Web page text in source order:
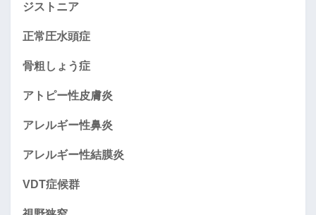
ジストニア
正常圧水頭症
骨粗しょう症
アトピー性皮膚炎
アレルギー性鼻炎
アレルギー性結膜炎
VDT症候群